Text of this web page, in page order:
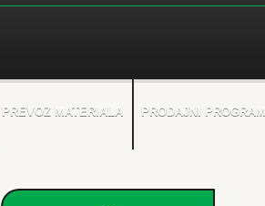
PREVOZ MATERIALA PRODAJNI PROGRAM